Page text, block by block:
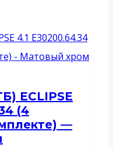
ECLIPSE
(4
—